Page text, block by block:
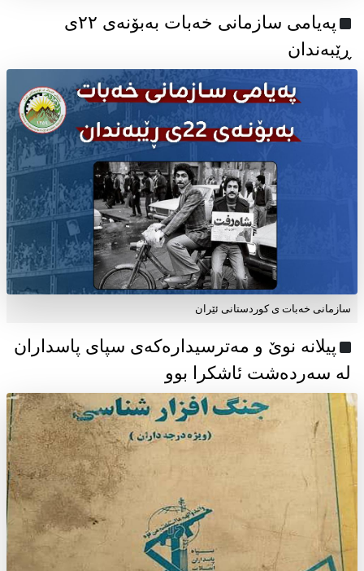
پەیامی سازمانی خەبات بەبۆنەی ۲۲ی
ڕێبەندان
سازمانی خەبات ی كوردستانی ئێران
پیلانە نوێ و مەترسیدارەکەی سپای پاسداران
لە سەردەشت ئاشکرا بوو